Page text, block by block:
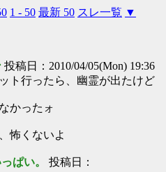
1 - 50 最新 50 スレ一覧 ▼
投稿日：2010/04/05(Mon) 19:36
ト行ったら、幽霊が出たけど
かったォ
怖くないよ
ぱい。 投稿日：